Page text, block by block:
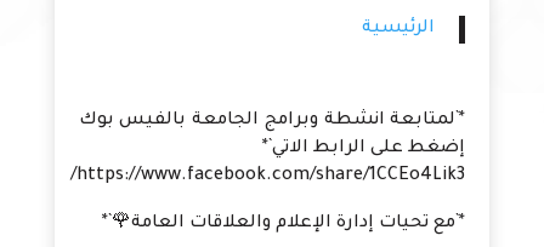
الرئيسية
*`لمتابعة انشطة وبرامج الجامعة بالفيس بوك
إضغط على الرابط الاتي`*
https://www.facebook.com/share/1CCEo4Lik3/
*`مع تحيات إدارة الإعلام والعلاقات العامة🌹`*